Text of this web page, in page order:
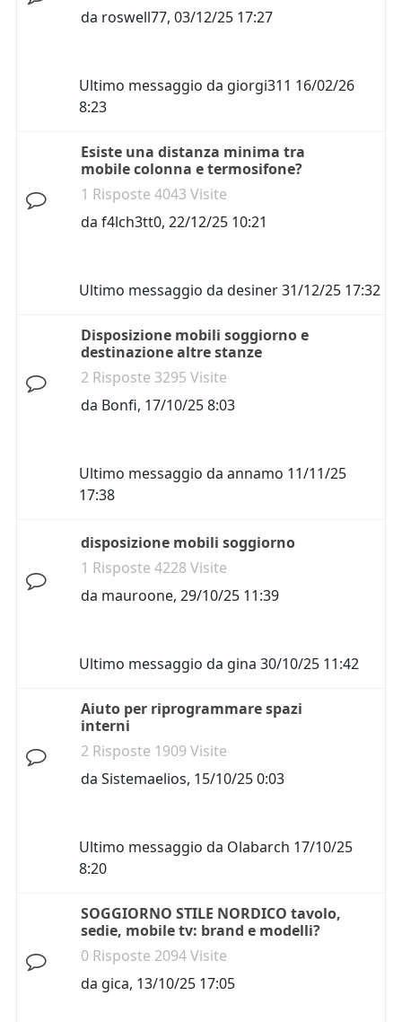
da roswell77, 03/12/25 17:27
Ultimo messaggio da giorgi311 16/02/26
8:23
Esiste una distanza minima tra
mobile colonna e termosifone?
1 Risposte 4043 Visite
da f4lch3tt0, 22/12/25 10:21
Ultimo messaggio da desiner31/12/25 17:32
Disposizione mobili soggiorno e
destinazione altre stanze
2 Risposte 3295 Visite
da Bonfi, 17/10/25 8:03
Ultimo messaggio da annamo 11/11/25
17:38
disposizione mobili soggiorno
1 Risposte 4228 Visite
da mauroone, 29/10/25 11:39
Ultimo messaggio da gina 30/10/25 11:42
Aiuto per riprogrammare spazi
interni
2 Risposte 1909 Visite
da Sistemaelios, 15/10/25 0:03
Ultimo messaggio da Olabarch 17/10/25
8:20
SOGGIORNO STILE NORDICO tavolo,
sedie, mobile tv: brand e modelli?
0 Risposte 2094 Visite
da gica, 13/10/25 17:05